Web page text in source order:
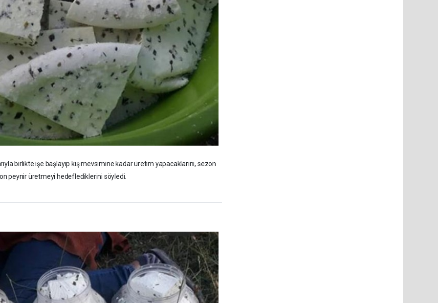
birlikte işe başlayıp kış mevsimine kadar üretim yapacaklarını, sezon
peynir üretmeyi hedeflediklerini söyledi.